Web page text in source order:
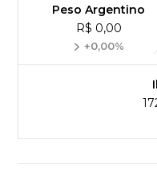
Peso Argentino
R$ 0,00
+0,00%